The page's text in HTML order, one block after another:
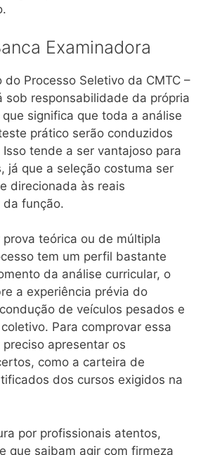
Examinadora
do Processo Seletivo da CMTC –
sob responsabilidade da própria
que significa que toda a análise
prático serão conduzidos
tende a ser vantajoso para
já que a seleção costuma ser
direcionada às reais
da função.
prova teórica ou de múltipla
tem um perfil bastante
da análise curricular, o
a experiência prévia do
de veículos pesados e
Para comprovar essa
apresentar os
como a carteira de
dos cursos exigidos na
por profissionais atentos,
que saibam agir com firmeza